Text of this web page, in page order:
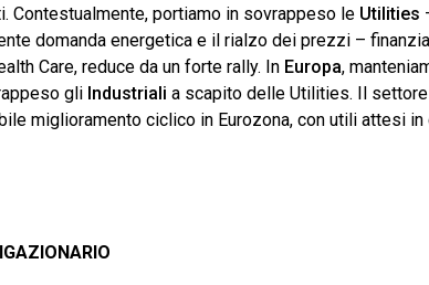
Contestualmente, portiamo in sovrappeso le Utilities
domanda energetica e il rialzo dei prezzi –
Care, reduce da un forte rally. In Europa,
gli Industriali a scapito delle Utilities. Il
miglioramento ciclico in Eurozona, con utili attesi